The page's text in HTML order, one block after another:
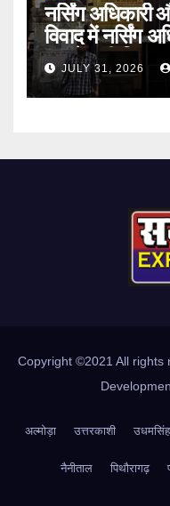
नर्सिंग अधिकारी
विवाद में नर्सिंग
सामने,करी
JULY 31, 2026
Copyright ©2021 All rights
अल्मोड़ा उत्तरकाशी
नैनीताल पिथौरागढ़